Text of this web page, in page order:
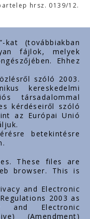
hrsz. 0139/12.
kat (továbbiakban
fájlok, melyek
Ehhez
szóló 2003.
kereskedelmi
társadalommal
kérdéseiről szóló
az Európai Unió
betekintésre
These files are
browser. This is
and Electronic
2003 as
and Electronic
(Amendment)